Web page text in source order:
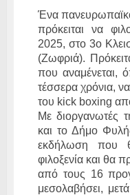
Ένα
πρόκειται να
2025, στο 3ο
(Ζωφριά).
που αναμένεται,
τέσσερα χρόνια,
του kick boxing
Με διοργανωτές
και το Δήμο
εκδήλωση που
φιλοξενία και θα
από τους 16
μεσολαβήσει,